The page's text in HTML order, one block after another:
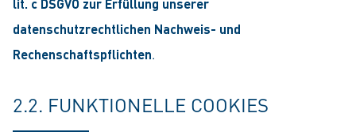
lit. c DSGVO zur Erfüllung unserer
datenschutzrechtlichen Nachweis- und
Rechenschaftspflichten.
2.2. FUNKTIONELLE COOKIES